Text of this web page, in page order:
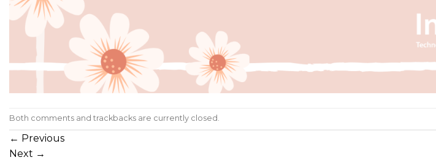
Both comments and trackbacks are currently closed.
← Previous
Next →